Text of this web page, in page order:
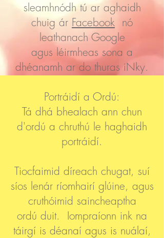
sleamhnódh tú ar aghaidh
chuig ár Facebook nó
leathanach Google
agus léirmheas sona a
dhéanamh ar do thuras iNky.
Portráidí a Ordú:
Tá dhá bhealach ann chun
d'ordú a chruthú le haghaidh
portráidí.
Tiocfaimid díreach chugat, suí
síos lenár ríomhairí glúine, agus
cruthóimid saincheaptha
ordú duit. Iompraíonn ink na
táirgí is déanaí agus is nuálaí,